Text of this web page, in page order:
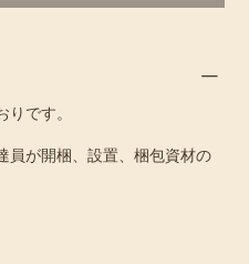
です。
員が開梱、設置、梱包資材の